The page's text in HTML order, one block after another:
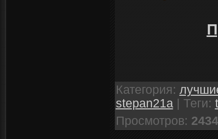
Категория:
stepan21a| Теги:
Просмотров: 2434